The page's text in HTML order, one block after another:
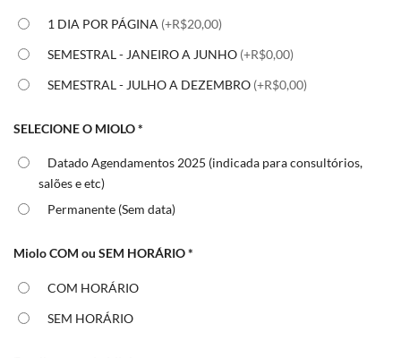
1 DIA POR PÁGINA (+R$20,00)
SEMESTRAL - JANEIRO A JUNHO (+R$0,00)
SEMESTRAL - JULHO A DEZEMBRO (+R$0,00)
SELECIONE O MIOLO*
Datado Agendamentos 2025 (indicada para consultórios,
salões e etc)
Permanente (Sem data)
Miolo COM ou SEM HORÁRIO*
COM HORÁRIO
SEM HORÁRIO